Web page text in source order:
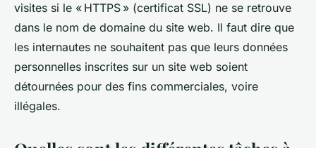
visites si le « HTTPS » (certificat SSL) ne se retrouve
dans le nom de domaine du site web. Il faut dire que
les internautes ne souhaitent pas que leurs données
personnelles inscrites sur un site web soient
détournées pour des fins commerciales, voire
illégales.